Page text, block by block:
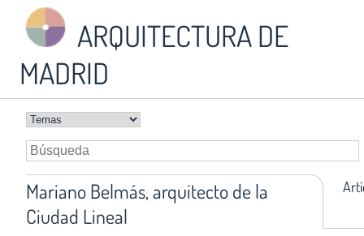
ARQUITECTURA DE
MADRID
Mariano Belmás, arquitecto de la
Ciudad Lineal